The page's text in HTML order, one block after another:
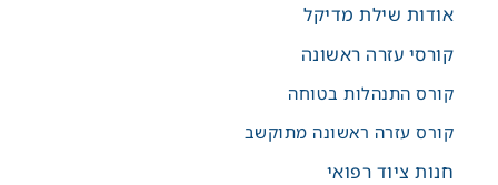
אודות שילת מדיקל
קורסי עזרה ראשונה
קורס התנהלות בטוחה
קורס עזרה ראשונה מתוקשב
חנות ציוד רפואי